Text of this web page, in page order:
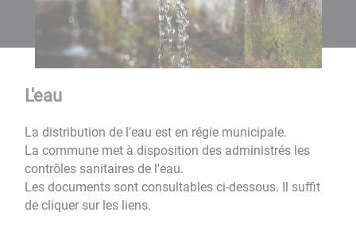
L'eau
La distribution de l'eau est en régie municipale.
La commune met à disposition des administrés les
contrôles sanitaires de l'eau.
Les documents sont consultables ci-dessous. Il suffit
de cliquer sur les liens.